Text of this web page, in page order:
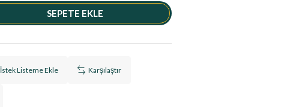
İstek Listeme Ekle Karşılaştır